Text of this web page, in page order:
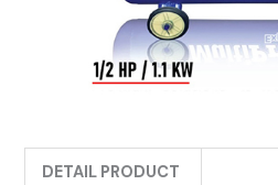
DETAIL PRODUCT